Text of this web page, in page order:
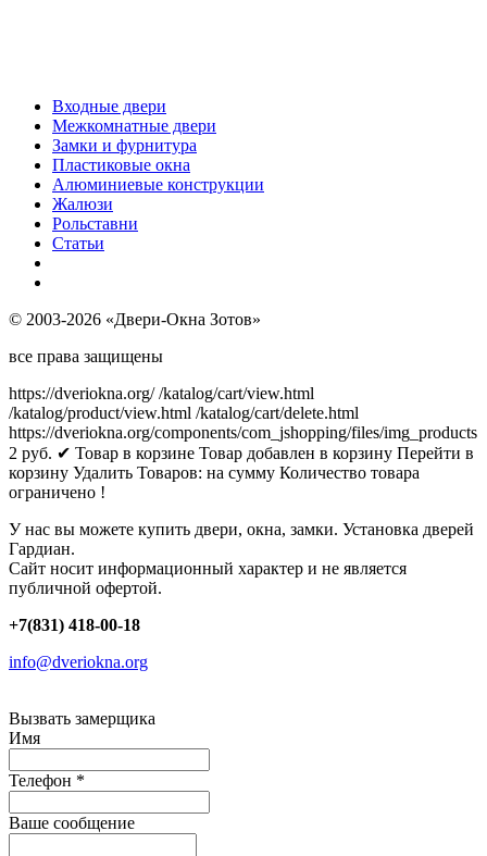
Входные двери
Межкомнатные двери
Замки и фурнитура
Пластиковые окна
Алюминиевые конструкции
Жалюзи
Рольставни
Статьи
© 2003-2026 «Двери-Окна Зотов»
все права защищены
https://dveriokna.org/ /katalog/cart/view.html
/katalog/product/view.html /katalog/cart/delete.html
https://dveriokna.org/components/com_jshopping/files/img_products
2 руб. ✔ Товар в корзине Товар добавлен в корзину Перейти в
корзину Удалить Товаров: на сумму Количество товара
ограничено !
У нас вы можете купить двери, окна, замки. Установка дверей
Гардиан.
Сайт носит информационный характер и не является
публичной офертой.
+7(831) 418-00-18
info@dveriokna.org
Вызвать замерщика
Имя
Телефон *
Ваше сообщение